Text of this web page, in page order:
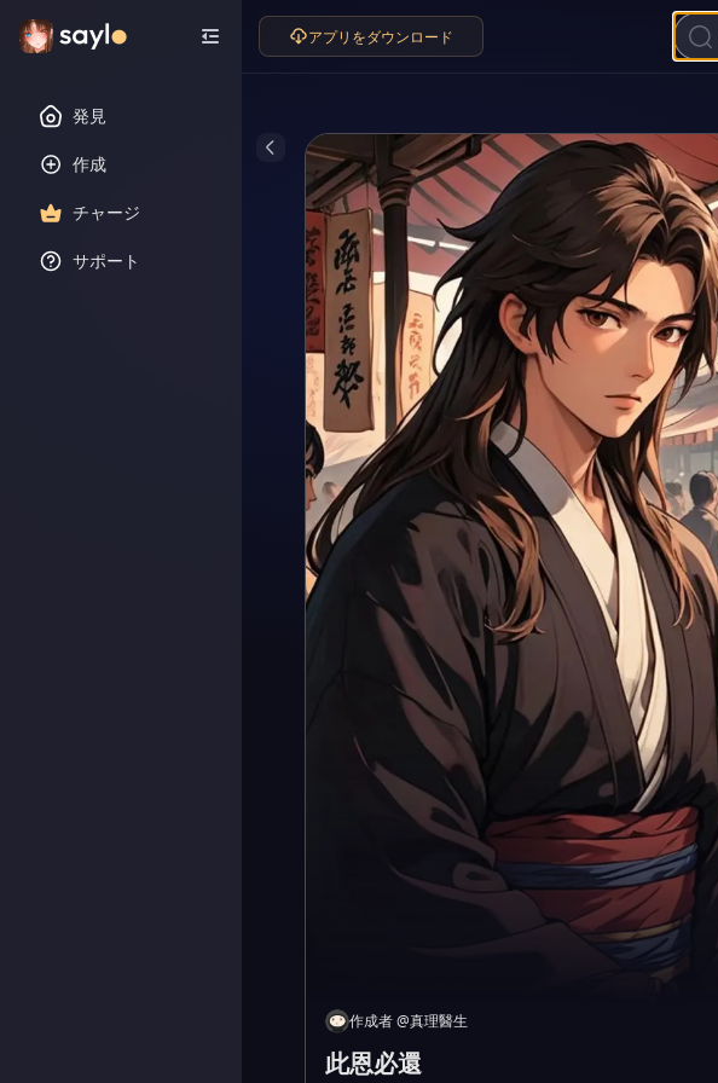
発見
作成
チャージ
サポート
アプリをダウンロード
作成者@真理醫生
此恩必還